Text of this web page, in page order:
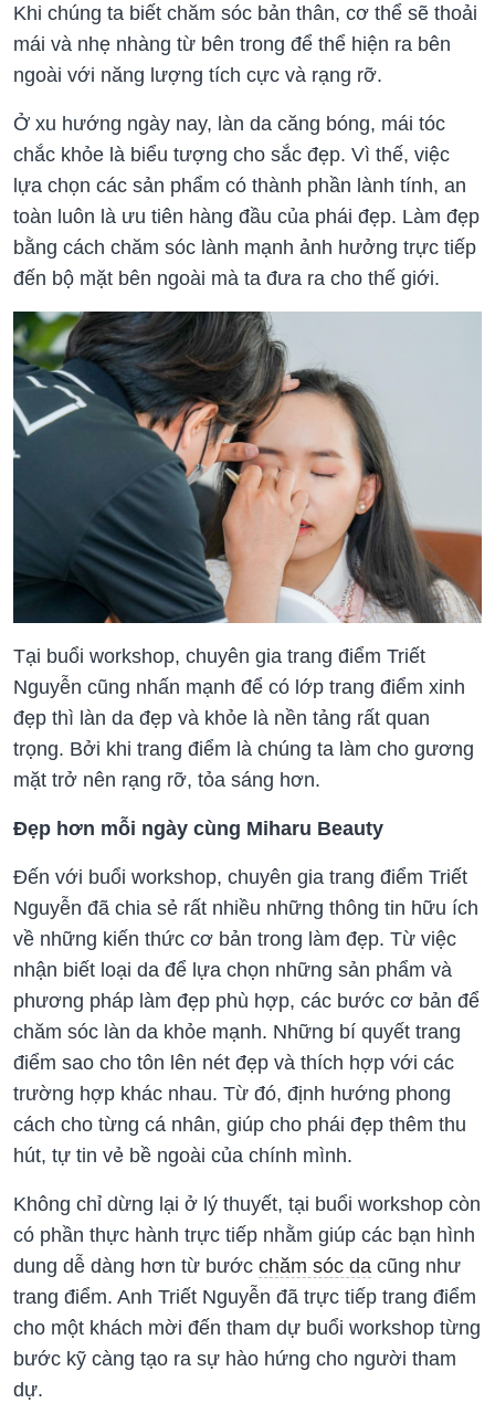
Khi chúng ta biết chăm sóc bản thân, cơ thể sẽ thoải
mái và nhẹ nhàng từ bên trong để thể hiện ra bên
ngoài với năng lượng tích cực và rạng rỡ.
Ở xu hướng ngày nay, làn da căng bóng, mái tóc
chắc khỏe là biểu tượng cho sắc đẹp. Vì thế, việc
lựa chọn các sản phẩm có thành phần lành tính, an
toàn luôn là ưu tiên hàng đầu của phái đẹp. Làm đẹp
bằng cách chăm sóc lành mạnh ảnh hưởng trực tiếp
đến bộ mặt bên ngoài mà ta đưa ra cho thế giới.
Tại buổi workshop, chuyên gia trang điểm Triết
Nguyễn cũng nhấn mạnh để có lớp trang điểm xinh
đẹp thì làn da đẹp và khỏe là nền tảng rất quan
trọng. Bởi khi trang điểm là chúng ta làm cho gương
mặt trở nên rạng rỡ, tỏa sáng hơn.
Đẹp hơn mỗi ngày cùng Miharu Beauty
Đến với buổi workshop, chuyên gia trang điểm Triết
Nguyễn đã chia sẻ rất nhiều những thông tin hữu ích
về những kiến thức cơ bản trong làm đẹp. Từ việc
nhận biết loại da để lựa chọn những sản phẩm và
phương pháp làm đẹp phù hợp, các bước cơ bản để
chăm sóc làn da khỏe mạnh. Những bí quyết trang
điểm sao cho tôn lên nét đẹp và thích hợp với các
trường hợp khác nhau. Từ đó, định hướng phong
cách cho từng cá nhân, giúp cho phái đẹp thêm thu
hút, tự tin vẻ bề ngoài của chính mình.
Không chỉ dừng lại ở lý thuyết, tại buổi workshop còn
có phần thực hành trực tiếp nhằm giúp các bạn hình
dung dễ dàng hơn từ bước chăm sóc da cũng như
trang điểm. Anh Triết Nguyễn đã trực tiếp trang điểm
cho một khách mời đến tham dự buổi workshop từng
bước kỹ càng tạo ra sự hào hứng cho người tham
dự.